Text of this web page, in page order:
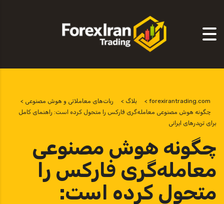
forexirantrading.com
> بلاگ > ربات‌های معاملاتی و هوش مصنوعی >
چگونه هوش مصنوعی معامله‌گری فارکس را متحول کرده است: راهنمای کامل
برای تریدرهای ایرانی
چگونه هوش مصنوعی
معامله‌گری فارکس را
متحول کرده است: